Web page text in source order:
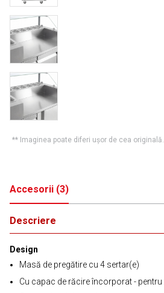
** Imaginea poate diferi ușor de cea originală.
Accesorii (3)
Descriere
Design
Masă de pregătire cu 4 sertar(e)
Cu capac de răcire încorporat - pentru